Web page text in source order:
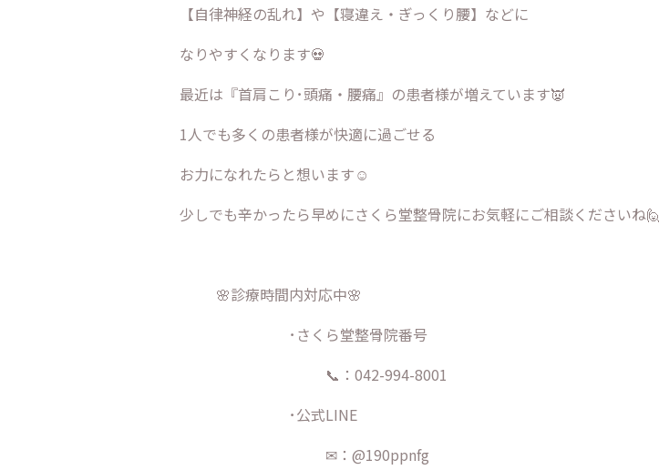
【自律神経の乱れ】や【寝違え・ぎっくり腰】などに
なりやすくなります💀
最近は『首肩こり･頭痛・腰痛』の患者様が増えています👿
1人でも多くの患者様が快適に過ごせる
お力になれたらと想います☺
少しでも辛かったら早めにさくら堂整骨院にお気軽にご相談くださいね🙋
🌸診療時間内対応中🌸
･さくら堂整骨院番号
📞：042-994-8001
･公式LINE
✉：@190ppnfg